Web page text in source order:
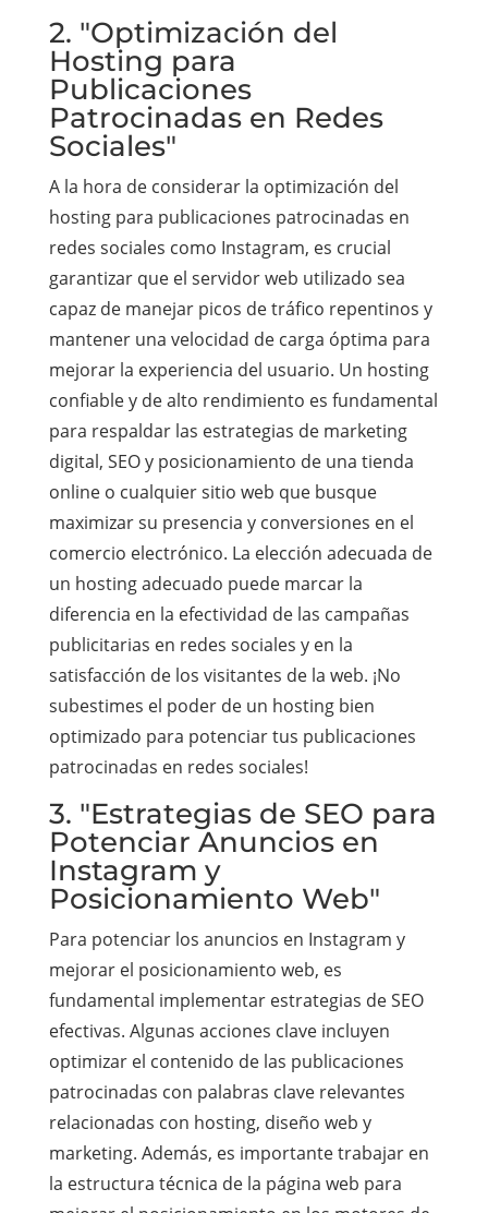
2. "Optimización del
Hosting para
Publicaciones
Patrocinadas en Redes
Sociales"
A la hora de considerar la optimización del
hosting para publicaciones patrocinadas en
redes sociales como Instagram, es crucial
garantizar que el servidor web utilizado sea
capaz de manejar picos de tráfico repentinos y
mantener una velocidad de carga óptima para
mejorar la experiencia del usuario. Un hosting
confiable y de alto rendimiento es fundamental
para respaldar las estrategias de marketing
digital, SEO y posicionamiento de una tienda
online o cualquier sitio web que busque
maximizar su presencia y conversiones en el
comercio electrónico. La elección adecuada de
un hosting adecuado puede marcar la
diferencia en la efectividad de las campañas
publicitarias en redes sociales y en la
satisfacción de los visitantes de la web. ¡No
subestimes el poder de un hosting bien
optimizado para potenciar tus publicaciones
patrocinadas en redes sociales!
3. "Estrategias de SEO para
Potenciar Anuncios en
Instagram y
Posicionamiento Web"
Para potenciar los anuncios en Instagram y
mejorar el posicionamiento web, es
fundamental implementar estrategias de SEO
efectivas. Algunas acciones clave incluyen
optimizar el contenido de las publicaciones
patrocinadas con palabras clave relevantes
relacionadas con hosting, diseño web y
marketing. Además, es importante trabajar en
la estructura técnica de la página web para